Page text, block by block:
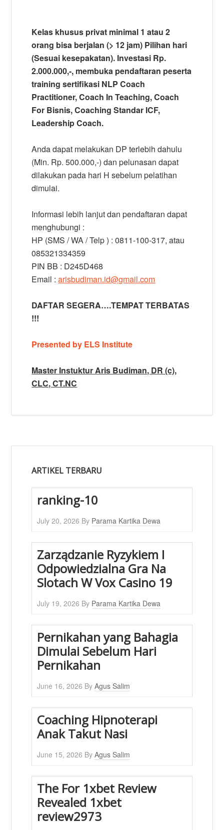
Kelas khusus privat minimal 1 atau 2
orang bisa berjalan (> 12 jam) Pilihan hari
(Sesuai kesepakatan). Investasi Rp.
2.000.000,-, membuka pendaftaran peserta
training sertifikasi NLP Coach
Practitioner, Coach In Teaching, Coach
For Bisnis, Coaching Standar ICF,
Leadership Coach.
Anda dapat melakukan DP terlebih dahulu
(Min. Rp. 500.000,-) dan pelunasan dapat
dilakukan pada hari H sebelum pelatihan
dimulai.
Informasi lebih lanjut dan pendaftaran dapat
menghubungi :
HP (SMS / WA / Telp ) : 0811-100-317, atau
085321334359
PIN BB : D245D468
Email :arisbudiman.id@gmail.com
DAFTAR SEGERA….TEMPAT TERBATAS
!!!
Presented by ELS Institute
Master Instuktur Aris Budiman, DR (c),
CLC, CT.NC
ARTIKEL TERBARU
ranking-10
July 20, 2026 By Parama Kartika Dewa
Zarządzanie Ryzykiem I
Odpowiedzialna Gra Na
Slotach W Vox Casino 19
July 19, 2026 By Parama Kartika Dewa
Pernikahan yang Bahagia
Dimulai Sebelum Hari
Pernikahan
June 16, 2026 ByAgus Salim
Coaching Hipnoterapi
Anak Takut Nasi
June 15, 2026 ByAgus Salim
The For 1xbet Review
Revealed 1xbet
review2973